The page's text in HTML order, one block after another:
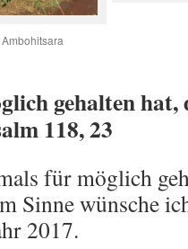
gehalten
118, 23
für möglich
Sinne wünsche
2017.